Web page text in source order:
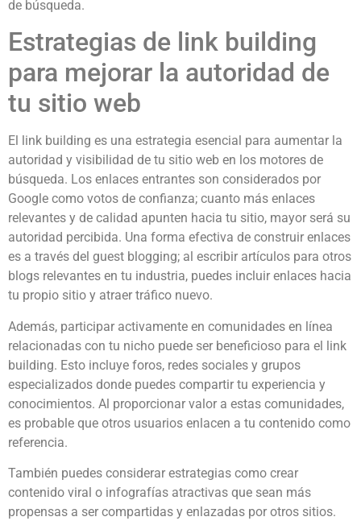
de búsqueda.
Estrategias de link building
para mejorar la autoridad de
tu sitio web
El link building es una estrategia esencial para aumentar la
autoridad y visibilidad de tu sitio web en los motores de
búsqueda. Los enlaces entrantes son considerados por
Google como votos de confianza; cuanto más enlaces
relevantes y de calidad apunten hacia tu sitio, mayor será su
autoridad percibida. Una forma efectiva de construir enlaces
es a través del guest blogging; al escribir artículos para otros
blogs relevantes en tu industria, puedes incluir enlaces hacia
tu propio sitio y atraer tráfico nuevo.
Además, participar activamente en comunidades en línea
relacionadas con tu nicho puede ser beneficioso para el link
building. Esto incluye foros, redes sociales y grupos
especializados donde puedes compartir tu experiencia y
conocimientos. Al proporcionar valor a estas comunidades,
es probable que otros usuarios enlacen a tu contenido como
referencia.
También puedes considerar estrategias como crear
contenido viral o infografías atractivas que sean más
propensas a ser compartidas y enlazadas por otros sitios.